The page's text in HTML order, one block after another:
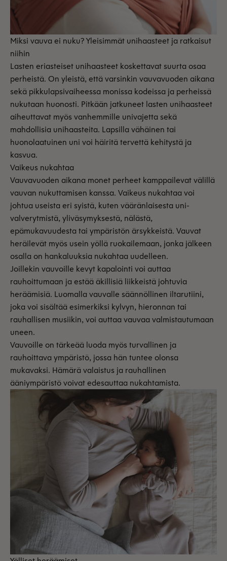
Miksi vauva ei nuku? Yleisimmät unihaasteet ja ratkaisut
niihin
Lasten eriasteiset unihaasteet koskettavat suurta osaa
perheistä. On yleistä, että varsinkin vauvavuoden aikana
sekä pikkulapsivaiheessa monissa kodeissa ja perheissä
nukutaan huonosti. Pitkään jatkuneet lasten unihaasteet
aiheuttavat myös vanhemmille univajetta sekä
mahdollisia unihaasteita. Lapsilla vähäinen tai
huonolaatuinen uni voi häiritä tervettä kehitystä ja
kasvua.
Vaikeus nukahtaa
Vauvavuoden aikana monet perheet kamppailevat välillä
vauvan nukuttamisen kanssa. Vaikeus nukahtaa voi
johtua useista eri syistä, kuten vääränlaisesta uni-
valverytmistä, yliväsymyksestä, nälästä,
epämukavuudesta tai ympäristön ärsykkeistä. Vauvat
heräilevät myös usein yöllä ruokailemaan, jonka jälkeen
osalla on hankaluuksia nukahtaa uudelleen.
Joillekin vauvoille kevyt kapalointi voi auttaa
rauhoittumaan ja estää äkillisiä liikkeistä johtuvia
heräämisiä. Luomalla vauvalle säännöllinen iltarutiini,
joka voi sisältää esimerkiksi kylvyn, hieronnan tai
rauhallisen musiikin, voi auttaa vauvaa valmistautumaan
uneen.
Vauvoille on tärkeää luoda myös turvallinen ja
rauhoittava ympäristö, jossa hän tuntee olonsa
mukavaksi. Hämärä valaistus ja rauhallinen
ääniympäristö voivat edesauttaa nukahtamista.